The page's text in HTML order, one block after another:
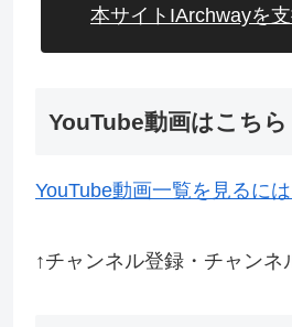
本サイトIArchwayを
YouTube動画はこちら
YouTube動画一覧を見るに
↑チャンネル登録・チャンネ